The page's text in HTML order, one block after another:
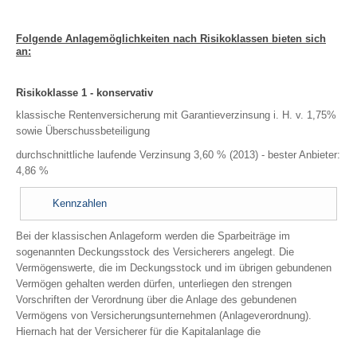
Folgende Anlagemöglichkeiten nach Risikoklassen bieten sich
an:
Risikoklasse 1 - konservativ
klassische Rentenversicherung mit Garantieverzinsung i. H. v. 1,75%
sowie Überschussbeteiligung
durchschnittliche laufende Verzinsung 3,60 % (2013) - bester Anbieter:
4,86 %
Kennzahlen
Bei der klassischen Anlageform werden die Sparbeiträge im
sogenannten Deckungsstock des Versicherers angelegt. Die
Vermögenswerte, die im Deckungsstock und im übrigen gebundenen
Vermögen gehalten werden dürfen, unterliegen den strengen
Vorschriften der Verordnung über die Anlage des gebundenen
Vermögens von Versicherungsunternehmen (Anlageverordnung).
Hiernach hat der Versicherer für die Kapitalanlage die